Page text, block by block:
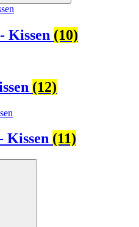
Kissen (10)
(12)
Kissen (11)